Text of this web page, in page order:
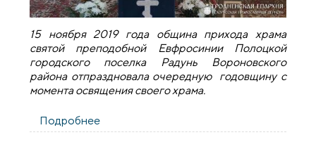
15 ноября 2019 года община прихода храма
святой преподобной Евфросинии Полоцкой
городского поселка Радунь Вороновского
района отпраздновала очередную годовщину с
момента освящения своего храма.
Подробнее
преподобной Евфросинии в поселке